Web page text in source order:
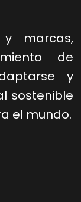
marcas,
de
y
sostenible
el mundo.